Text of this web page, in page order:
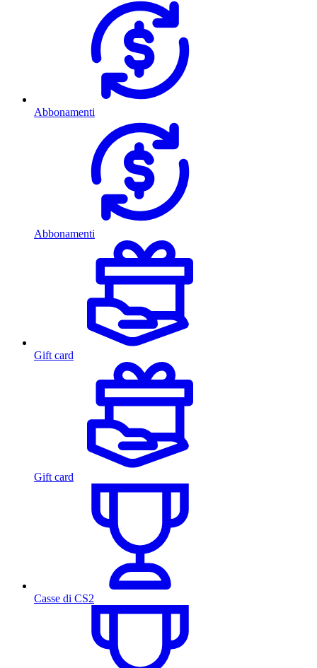
Abbonamenti
Abbonamenti
Gift card
Gift card
Casse di CS2